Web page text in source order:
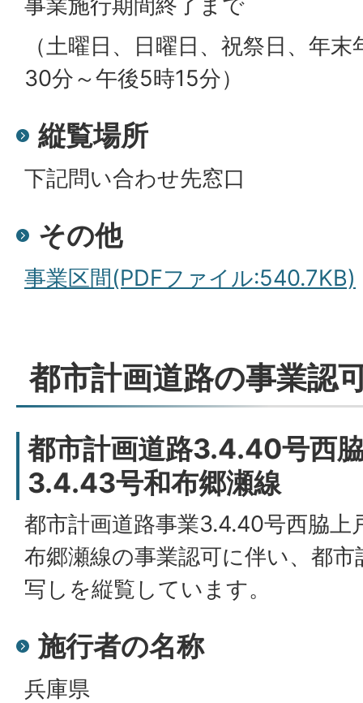
（土曜日、日曜日、祝祭日、年
30分～午後5時15分）
縦覧場所
下記問い合わせ先窓口
その他
事業区間(PDFファイル:540.7KB)
都市計画道路の事業認
都市計画道路3.4.40号西
3.4.43号和布郷瀬線
都市計画道路事業3.4.40号西脇上
布郷瀬線の事業認可に伴い、都
写しを縦覧しています。
施行者の名称
兵庫県